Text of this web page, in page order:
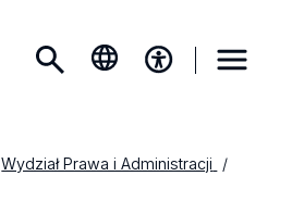
Wydział Prawa i Administracji